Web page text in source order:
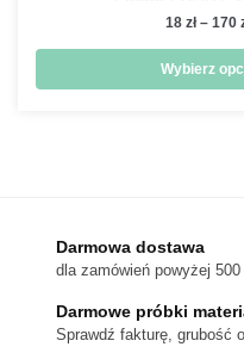
18 zł – 170
Wybierz
na
Darmowa dostawa
dla zamówień powyżej 500
Darmowe próbki
Sprawdź fakturę, grubość